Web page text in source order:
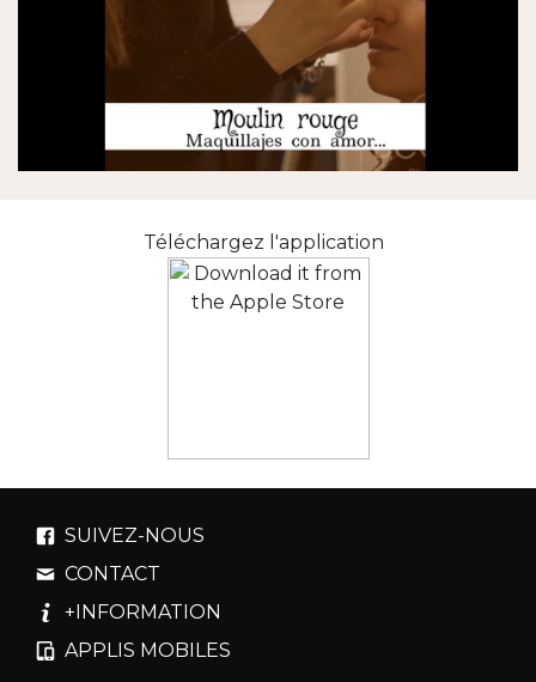
Téléchargez l'application
SUIVEZ-NOUS
CONTACT
+INFORMATION
APPLIS MOBILES